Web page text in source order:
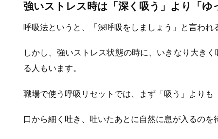
強いストレス時は「深く吸う」より「ゆ
呼吸法というと、「深呼吸をしましょう」と言われ
しかし、強いストレス状態の時に、いきなり大き
る人もいます。
職場で使う呼吸リセットでは、まず「吸う」よりも
口から細く吐き、吐いたあとに自然に息が入るの